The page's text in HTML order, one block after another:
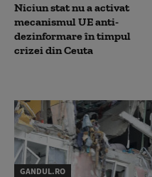
Niciun stat nu a activat
mecanismul UE anti-
dezinformare în timpul
crizei din Ceuta
GANDUL.RO